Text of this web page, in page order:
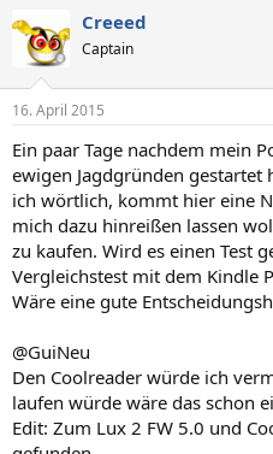
Creeed
Captain
16. April 2015
Ein paar Tage nachdem mein
ewigen Jagdgründen
ich wörtlich, kommt hier eine
mich dazu hinreißen lassen
zu kaufen. Wird es einen Test
Vergleichstest mit dem Kindle
Wäre eine gute
@GuiNeu
Den Coolreader würde ich
laufen würde wäre das schon
Edit: Zum Lux 2 FW 5.0 und